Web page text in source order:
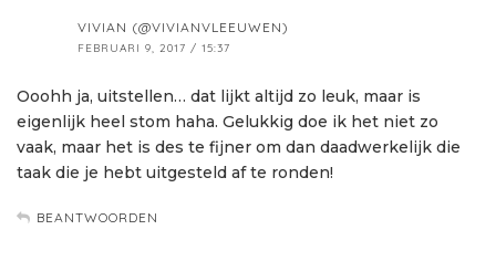
VIVIAN (@VIVIANVLEEUWEN)
FEBRUARI 9, 2017 / 15:37
Ooohh ja, uitstellen… dat lijkt altijd zo leuk, maar is
eigenlijk heel stom haha. Gelukkig doe ik het niet zo
vaak, maar het is des te fijner om dan daadwerkelijk die
taak die je hebt uitgesteld af te ronden!
BEANTWOORDEN